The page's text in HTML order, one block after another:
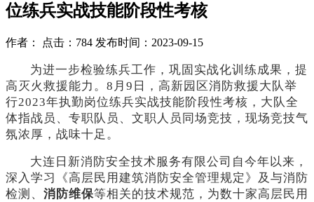
位练兵实战技能阶段性考核
作者： 点击：784 发布时间：2023-09-15
为进一步检验练兵工作，巩固实战化训练成果，提
高灭火救援能力。 8月9日，高新园区消防救援大队举
行2023年执勤岗位练兵实战技能阶段性考核，大队全
体指战员、专职队员、文职人员同场竞技，现场竞技气
氛浓厚，战味十足。
大连日新消防安全技术服务有限公司自今年以来，
深入学习《高层民用建筑消防安全管理规定》及与消防
检测、 消防维保等相关的技术规范，为数十家高层民用